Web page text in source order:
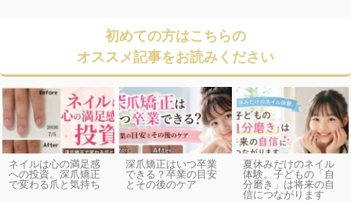
初めての方はこちらの
オススメ記事をお読みください
ネイルは心の満足感
への投資。深爪矯正
で変わる爪と気持ち
深爪矯正はいつ卒業
できる？卒業の目安
とその後のケア
夏休みだけのネイル
体験。子どもの「自
分磨き」は将来の自
信につながります